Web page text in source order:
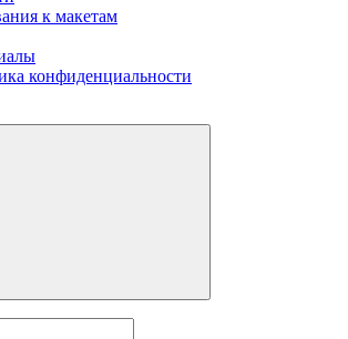
к макетам
конфиденциальности